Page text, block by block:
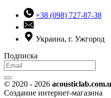
+38 (098) 727-87-38
Украина, г. Ужгород
Подписка
© 2020 - 2026
Создание интернет-магазина